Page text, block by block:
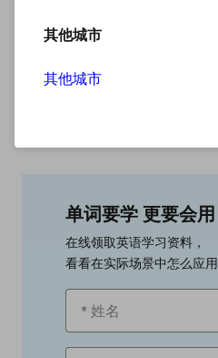
单词要学 更要会用
在线领取英语学习资料，
看看在实际场景中怎么应用
其他城市
其他城市